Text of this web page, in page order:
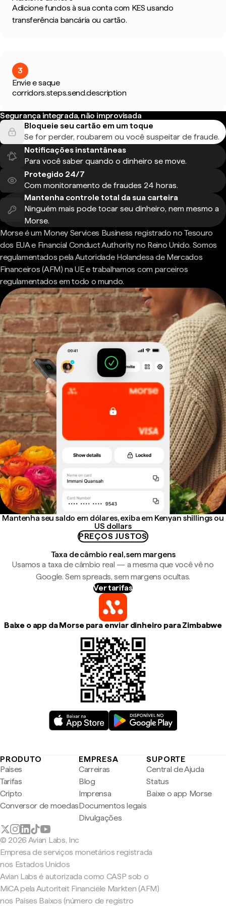
Adicione fundos à sua conta com KES usando
transferência bancária ou cartão.
3
Envie e saque
corridors.steps.send.description
Segurança integrada, não improvisada
Bloqueie seu cartão em um toque
Se for perder, roubarem ou você suspeitar de fraude.
Notificações instantâneas
Para você saber quando o dinheiro se move.
Protegido 24/7
Com monitoramento de fraudes 24 horas.
Mantenha controle total da sua carteira
Ninguém mais pode tocar seu dinheiro, nem mesmo a
Morse.
Morse é um Money Services Business registrado no Tesouro
dos EUA e Financial Conduct Authority no Reino Unido. Somos
regulamentados pela Autoridade Holandesa de Mercados
Financeiros (AFM) na UE e trabalhamos com parceiros
regulamentados em todo o mundo.
Mantenha seu saldo em dólares, exiba em Kenyan shillings ou
US dollars
PREÇOS JUSTOS
Taxa de câmbio real, sem margens
Usamos a taxa de câmbio real — a mesma que você vê no
Google. Sem spreads, sem margens ocultas.
Ver tarifas
Baixe o app da Morse para enviar dinheiro para Zimbabwe
PRODUTO
Países
Tarifas
Cripto
Conversor de moedas
EMPRESA
Carreiras
Blog
Imprensa
Documentos legais
Divulgações
SUPORTE
Central de Ajuda
Status
Baixe o app Morse
© 2026 Avian Labs, Inc
Empresa de serviços monetários registrada
nos Estados Unidos
Avian Labs é autorizada como CASP sob o
MiCA pela Autoriteit Financiële Markten (AFM)
nos Países Baixos (número de registro